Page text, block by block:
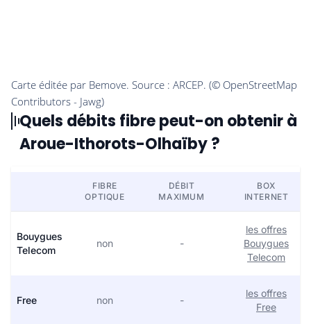
Quels débits fibre peut-on obtenir à
Aroue-Ithorots-Olhaïby ?
FIBRE
OPTIQUE
DÉBIT
MAXIMUM
BOX
INTERNET
Bouygues
Telecom
non -
les offres
Bouygues
Telecom
Free non -
les offres
Free